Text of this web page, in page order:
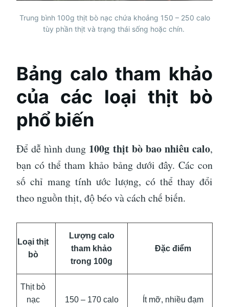
Trung bình 100g thịt bò nạc chứa khoảng 150 – 250 calo
tùy phần thịt và trạng thái sống hoặc chín.
Bảng calo tham khảo
của các loại thịt bò
phổ biến
Để dễ hình dung 100g thịt bò bao nhiêu calo,
bạn có thể tham khảo bảng dưới đây. Các con
số chỉ mang tính ước lượng, có thể thay đổi
theo nguồn thịt, độ béo và cách chế biến.
Loại thịt
bò
Lượng calo
tham khảo
trong 100g
Đặc điểm
Thịt bò
nạc
150 – 170 calo Ít mỡ, nhiều đạm